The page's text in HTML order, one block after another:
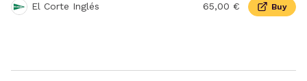
El Corte Inglés 65,00 € Buy